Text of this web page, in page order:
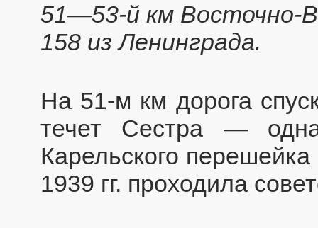
51—53-й км Восточно-
158 из Ленинграда.
На 51-м км дорога
течет Сестра —
Карельского
1939 гг. проходила